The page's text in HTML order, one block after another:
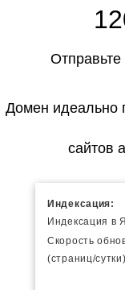
Отправьте
Домен идеально
сайтов
Индексация:
Индексация в
Скорость
(страниц/